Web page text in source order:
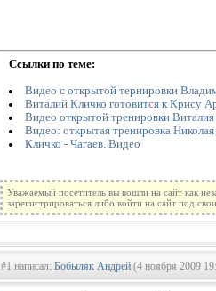
Ссылки по теме:
Видео с открытой тернировки
Виталий Кличко готовится к Крису
Видео открытой тренировки
Видео: открытая тренировка Николая
Кличко - Чагаев. Видео
Уважаемый посетитель вы вошли на сайт как
зарегистрироваться либо войти на сайт под
#1 написал: Бобыляк Андрей (4 ноября 2009